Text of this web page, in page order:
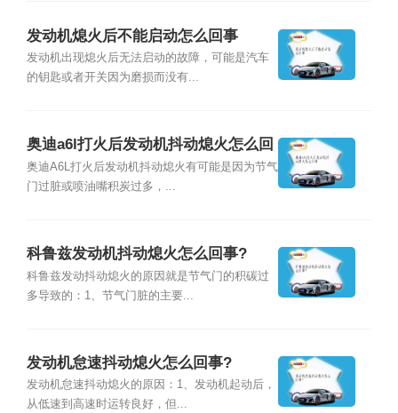
发动机熄火后不能启动怎么回事
发动机出现熄火后无法启动的故障，可能是汽车
的钥匙或者开关因为磨损而没有...
奥迪a6l打火后发动机抖动熄火怎么回
事
奥迪A6L打火后发动机抖动熄火有可能是因为节气
门过脏或喷油嘴积炭过多，...
科鲁兹发动机抖动熄火怎么回事?
科鲁兹发动抖动熄火的原因就是节气门的积碳过
多导致的：1、节气门脏的主要...
发动机怠速抖动熄火怎么回事?
发动机怠速抖动熄火的原因：1、发动机起动后，
从低速到高速时运转良好，但...